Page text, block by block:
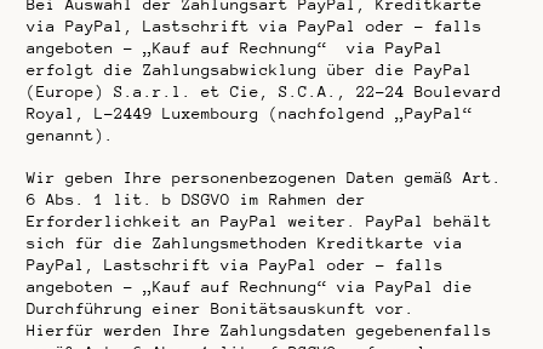
Bei Auswahl der Zahlungsart PayPal, Kreditkarte
via PayPal, Lastschrift via PayPal oder – falls
angeboten – „Kauf auf Rechnung“ via PayPal
erfolgt die Zahlungsabwicklung über die PayPal
(Europe) S.a.r.l. et Cie, S.C.A., 22-24 Boulevard
Royal, L-2449 Luxembourg (nachfolgend „PayPal“
genannt).
Wir geben Ihre personenbezogenen Daten gemäß Art.
6 Abs. 1 lit. b DSGVO im Rahmen der
Erforderlichkeit an PayPal weiter. PayPal behält
sich für die Zahlungsmethoden Kreditkarte via
PayPal, Lastschrift via PayPal oder – falls
angeboten – „Kauf auf Rechnung“ via PayPal die
Durchführung einer Bonitätsauskunft vor.
Hierfür werden Ihre Zahlungsdaten gegebenenfalls